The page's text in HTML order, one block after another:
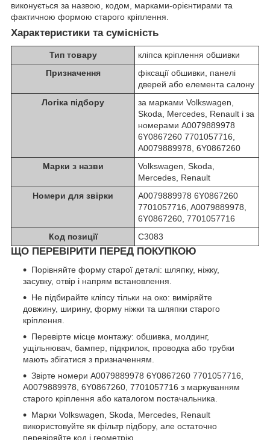
виконується за назвою, кодом, марками-орієнтирами та
фактичною формою старого кріплення.
Характеристики та сумісність
Тип товару
кліпса кріплення обшивки
Призначення
фіксації обшивки, панелі
дверей або елемента салону
Логіка підбору
за марками Volkswagen,
Skoda, Mercedes, Renault і за
номерами A0079889978
6Y0867260 7701057716,
A0079889978, 6Y0867260
Марки з назви
Volkswagen, Skoda,
Mercedes, Renault
Номери для звірки
A0079889978 6Y0867260
7701057716, A0079889978,
6Y0867260, 7701057716
Код позиції
C3083
ЩО ПЕРЕВІРИТИ ПЕРЕД ПОКУПКОЮ
Порівняйте форму старої деталі: шляпку, ніжку,
засувку, отвір і напрям встановлення.
Не підбирайте кліпсу тільки на око: виміряйте
довжину, ширину, форму ніжки та шляпки старого
кріплення.
Перевірте місце монтажу: обшивка, молдинг,
ущільнювач, бампер, підкрилок, проводка або трубки
мають збігатися з призначенням.
Звірте номери A0079889978 6Y0867260 7701057716,
A0079889978, 6Y0867260, 7701057716 з маркуванням
старого кріплення або каталогом постачальника.
Марки Volkswagen, Skoda, Mercedes, Renault
використовуйте як фільтр підбору, але остаточно
перевіряйте код і геометрію.